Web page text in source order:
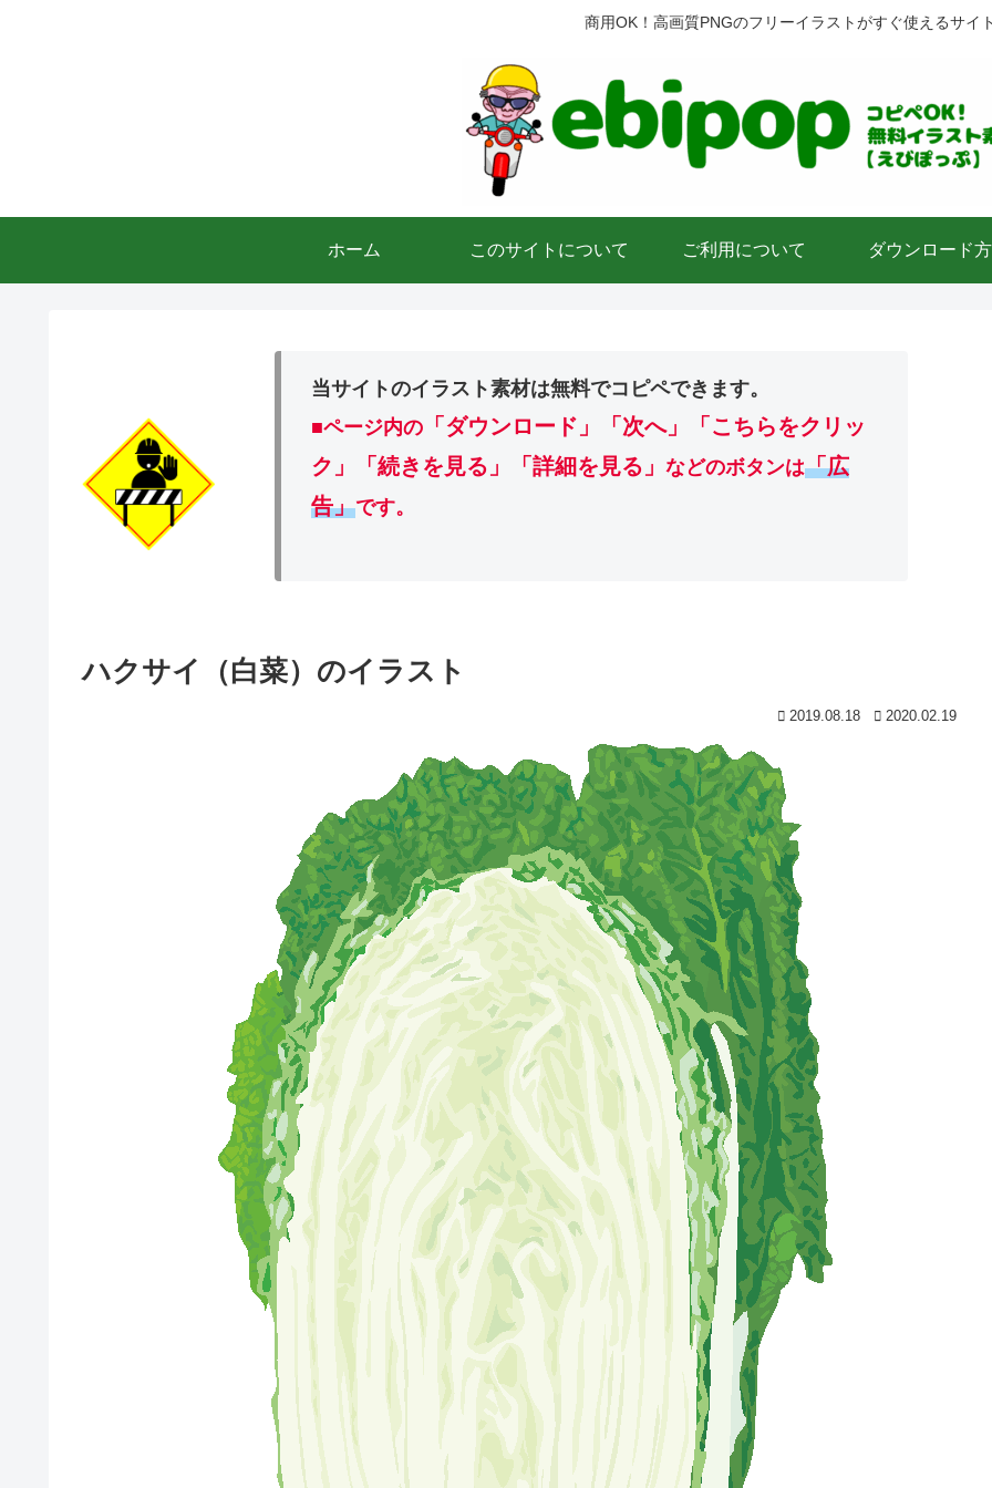
商用OK！高画質PNGのフリーイラストがすぐ使えるサイ
ホーム このサイトについて ご利用について ダウンロード
当サイトのイラスト素材は無料でコピペできます。
■ページ内の 「ダウンロード」
「次へ」「こちらをクリッ
ク」「続きを見る」「詳細を見る」などのボタンは「広
告」です。
ハクサイ（白菜）のイラスト
2019.08.18 2020.02.19